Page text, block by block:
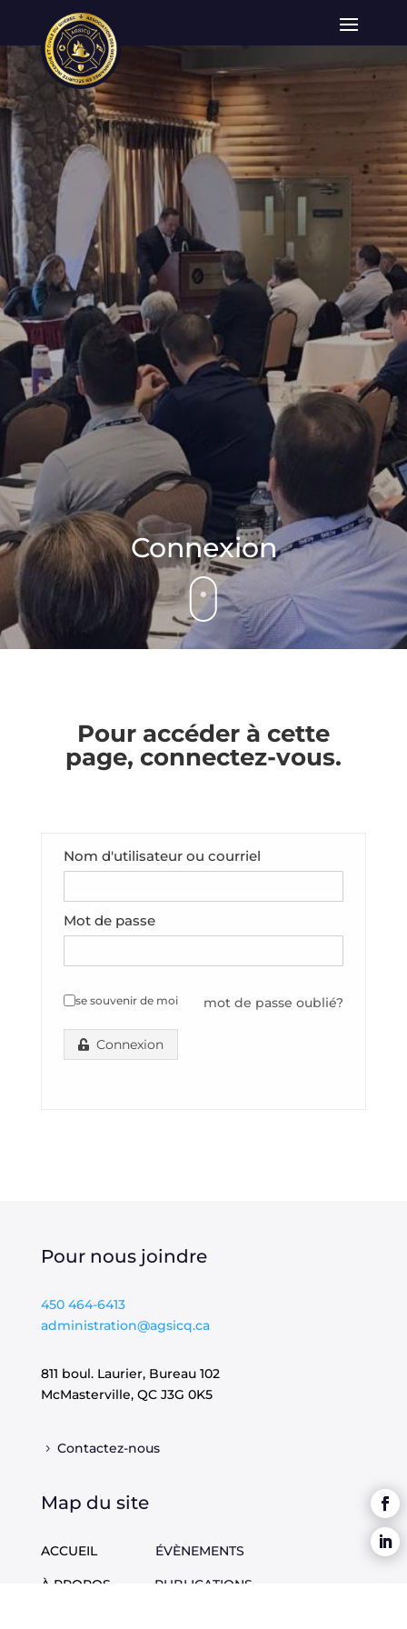
Connexion
Pour accéder à cette
page, connectez-vous.
Nom d'utilisateur ou courriel
Mot de passe
se souvenir de moi mot de passe oublié?
Connexion
Pour nous joindre
450 464-6413
administration@agsicq.ca
811 boul. Laurier, Bureau 102
McMasterville, QC J3G 0K5
Contactez-nous
Map du site
ACCUEIL ÉVÈNEMENTS
À PROPOS PUBLICATIONS